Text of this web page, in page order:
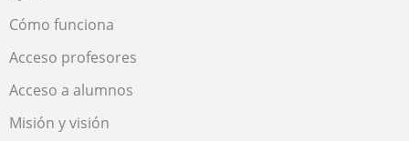
Cómo funciona
Acceso profesores
Acceso a alumnos
Misión y visión